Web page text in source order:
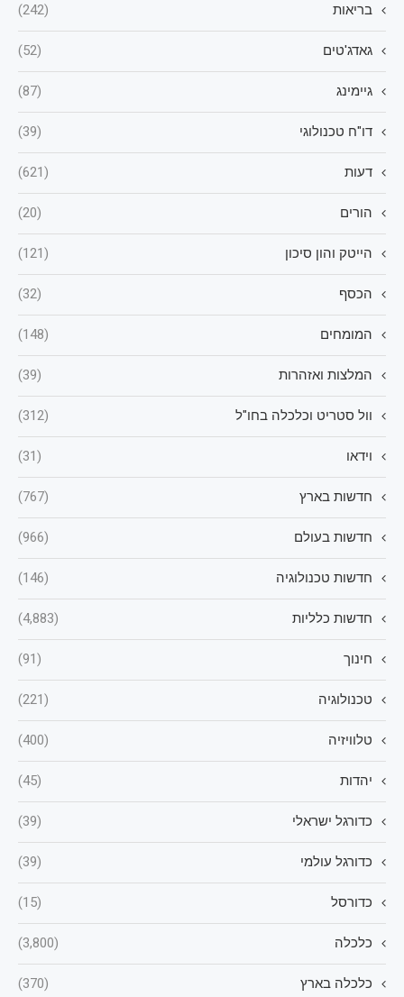
בריאות (242)
גאדג'טים (52)
גיימינג (87)
דו"ח טכנולוגי (39)
דעות (621)
הורים (20)
הייטק והון סיכון (121)
הכסף (32)
המומחים (148)
המלצות ואזהרות (39)
וול סטריט וכלכלה בחו"ל (312)
וידאו (31)
חדשות בארץ (767)
חדשות בעולם (966)
חדשות טכנולוגיה (146)
חדשות כלליות (4,883)
חינוך (91)
טכנולוגיה (221)
טלוויזיה (400)
יהדות (45)
כדורגל ישראלי (39)
כדורגל עולמי (39)
כדורסל (15)
כלכלה (3,800)
כלכלה בארץ (370)